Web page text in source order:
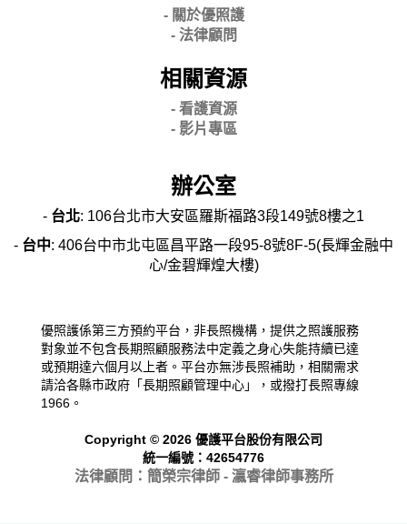
- 關於優照護
- 法律顧問
相關資源
- 看護資源
- 影片專區
辦公室
- 台北: 106台北市大安區羅斯福路3段149號8樓之1
- 台中: 406台中市北屯區昌平路一段95-8號8F-5(長輝金融中
心/金碧輝煌大樓)
優照護係第三方預約平台，非長照機構，提供之照護服務
對象並不包含長期照顧服務法中定義之身心失能持續已達
或預期達六個月以上者。平台亦無涉長照補助，相關需求
請洽各縣市政府「長期照顧管理中心」，或撥打長照專線
1966。
Copyright © 2026 優護平台股份有限公司
統一編號：42654776
法律顧問：簡榮宗律師 - 瀛睿律師事務所